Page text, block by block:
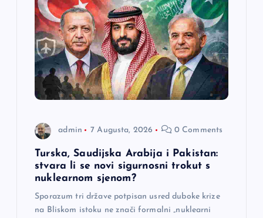
admin 7 Augusta, 2026 0 Comments
Turska, Saudijska Arabija i Pakistan:
stvara li se novi sigurnosni trokut s
nuklearnom sjenom?
Sporazum tri države potpisan usred duboke krize
na Bliskom istoku ne znači formalni „nuklearni